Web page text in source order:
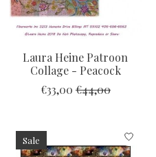
Laura Heine Patroon
Collage - Peacock
€33,00 €44,00
Sale